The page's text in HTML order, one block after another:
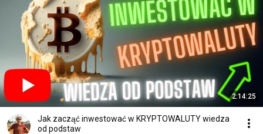
2:14:25
Jak zacząć inwestować w KRYPTOWALUTY wiedza
od podstaw